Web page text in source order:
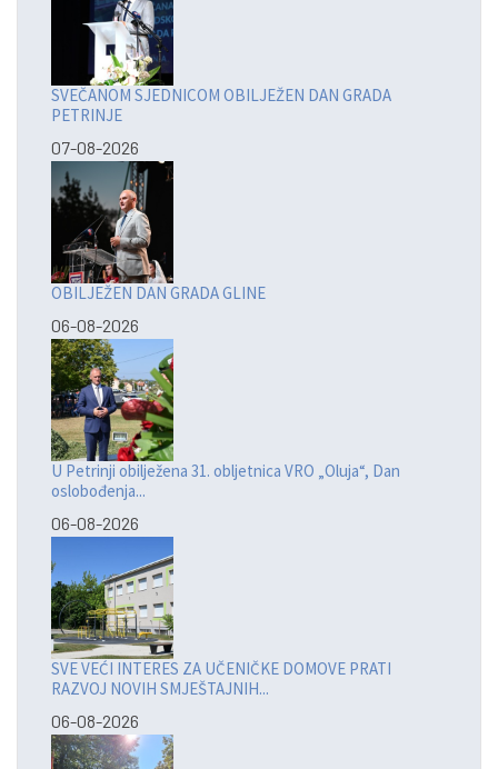
SVEČANOM SJEDNICOM OBILJEŽEN DAN GRADA
PETRINJE
07-08-2026
OBILJEŽEN DAN GRADA GLINE
06-08-2026
U Petrinji obilježena 31. obljetnica VRO „Oluja“, Dan
oslobođenja...
06-08-2026
SVE VEĆI INTERES ZA UČENIČKE DOMOVE PRATI
RAZVOJ NOVIH SMJEŠTAJNIH...
06-08-2026